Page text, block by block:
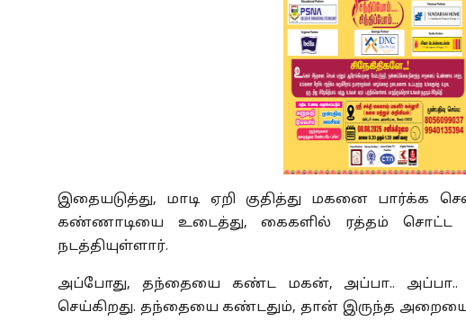
இதையடுத்து, மாடி ஏறி குதித்து மகனை பார்க்க
கண்ணாடியை உடைத்து, கைகளில் ரத்தம்
நடத்தியுள்ளார்.
அப்போது, தந்தையை கண்ட மகன், அப்பா..
செய்கிறது. தந்தையை கண்டதும், தான் இருந்த